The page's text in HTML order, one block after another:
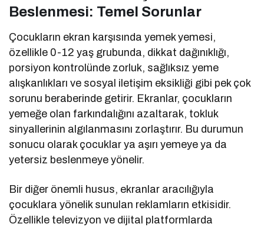
Beslenmesi: Temel Sorunlar
Çocukların ekran karşısında yemek yemesi,
özellikle 0-12 yaş grubunda, dikkat dağınıklığı,
porsiyon kontrolünde zorluk, sağlıksız yeme
alışkanlıkları ve sosyal iletişim eksikliği gibi pek çok
sorunu beraberinde getirir. Ekranlar, çocukların
yemeğe olan farkındalığını azaltarak, tokluk
sinyallerinin algılanmasını zorlaştırır. Bu durumun
sonucu olarak çocuklar ya aşırı yemeye ya da
yetersiz beslenmeye yönelir.
Bir diğer önemli husus, ekranlar aracılığıyla
çocuklara yönelik sunulan reklamların etkisidir.
Özellikle televizyon ve dijital platformlarda